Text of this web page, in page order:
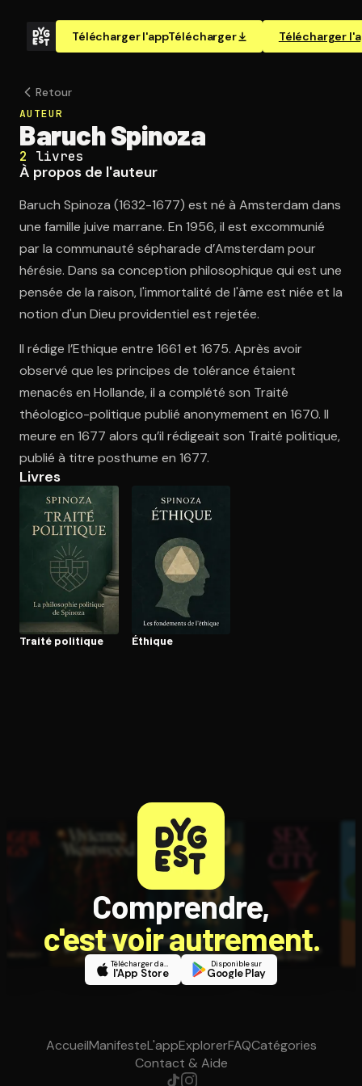
Télécharger l'appTélécharger Télécharger
Ouvre l'app Appareil photo, pointe sur le code. C'est gratuit à
Retour
AUTEUR
Baruch Spinoza
2 livres
À propos de l'auteur
Baruch Spinoza (1632-1677) est né à Amsterdam dans
une famille juive marrane. En 1956, il est excommunié
par la communauté sépharade d’Amsterdam pour
hérésie. Dans sa conception philosophique qui est une
pensée de la raison, l'immortalité de l'âme est niée et la
notion d'un Dieu providentiel est rejetée.
Il rédige l’Ethique entre 1661 et 1675. Après avoir
observé que les principes de tolérance étaient
menacés en Hollande, il a complété son Traité
théologico-politique publié anonymement en 1670. Il
meure en 1677 alors qu’il rédigeait son Traité politique,
publié à titre posthume en 1677.
Livres
Traité politique Éthique
Comprendre,
c'est voir autrement.
Télécharger dans
l'App Store
Disponible sur
Google Play
AccueilManifesteL'appExplorerFAQCatégories
Contact & Aide